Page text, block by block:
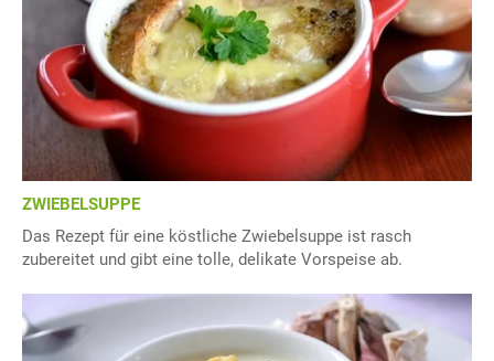
ZWIEBELSUPPE
Das Rezept für eine köstliche Zwiebelsuppe ist rasch
zubereitet und gibt eine tolle, delikate Vorspeise ab.